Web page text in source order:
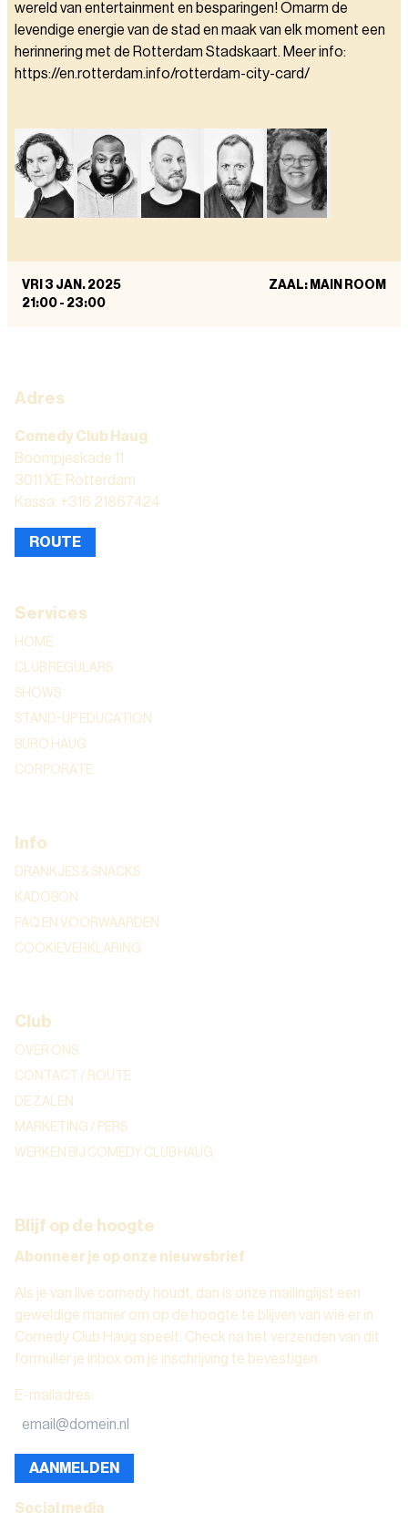
wereld van entertainment en besparingen! Omarm de
levendige energie van de stad en maak van elk moment een
herinnering met de Rotterdam Stadskaart. Meer info:
https://en.rotterdam.info/rotterdam-city-card/
VRI 3 JAN. 2025
21:00 - 23:00
ZAAL: MAIN ROOM
Adres
Comedy Club Haug
Boompjeskade 11
3011 XE Rotterdam
Kassa: +316 21867424
ROUTE
Services
HOME
CLUB REGULARS
SHOWS
STAND-UP EDUCATION
BURO HAUG
CORPORATE
Info
DRANKJES & SNACKS
KADOBON
FAQ EN VOORWAARDEN
COOKIEVERKLARING
Club
OVER ONS
CONTACT / ROUTE
DE ZALEN
MARKETING / PERS
WERKEN BIJ COMEDY CLUB HAUG
Blijf op de hoogte
Abonneer je op onze nieuwsbrief
Als je van live comedy houdt, dan is onze mailinglijst een
geweldige manier om op de hoogte te blijven van wie er in
Comedy Club Haug speelt. Check na het verzenden van dit
formulier je inbox om je inschrijving te bevestigen.
E-mailadres:
AANMELDEN
Social media